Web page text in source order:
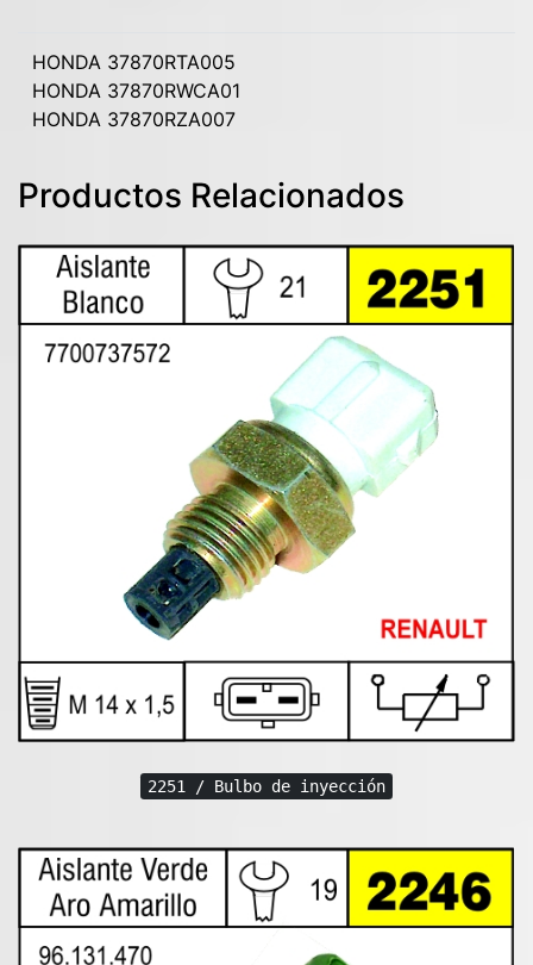
HONDA 37870RTA005
HONDA 37870RWCA01
HONDA 37870RZA007
Productos Relacionados
2251 / Bulbo de inyección